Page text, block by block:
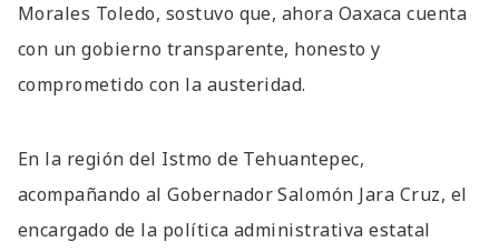
Morales Toledo, sostuvo que, ahora Oaxaca cuenta
con un gobierno transparente, honesto y
comprometido con la austeridad.
En la región del Istmo de Tehuantepec,
acompañando al Gobernador Salomón Jara Cruz, el
encargado de la política administrativa estatal